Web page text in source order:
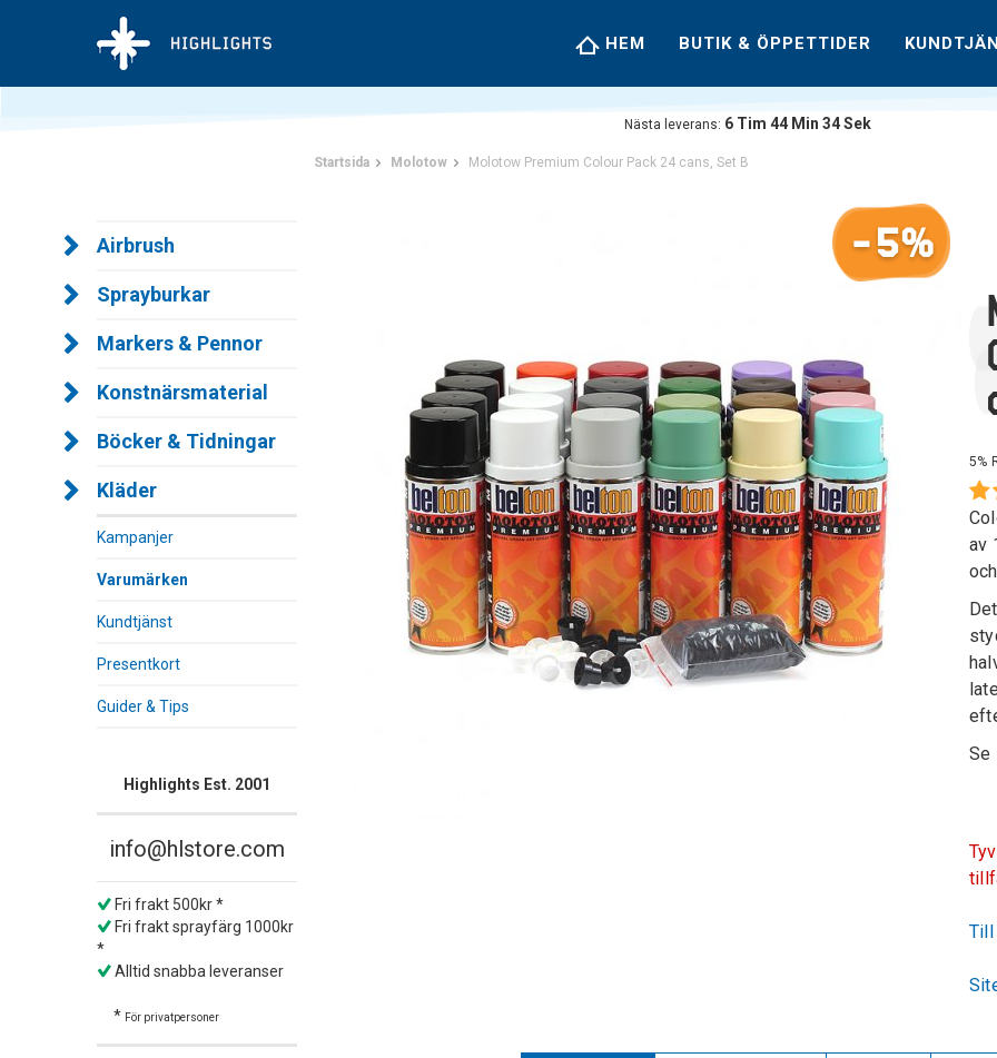
HEM BUTIK & ÖPPETTIDER
Nästa leverans: 6 Tim 44 Min 33Sek
Airbrush
Sprayburkar
Markers & Pennor
Konstnärsmaterial
Böcker & Tidningar
Kläder
Kampanjer
Varumärken
Kundtjänst
Presentkort
Guider & Tips
Highlights Est. 2001
info@hlstore.com
Fri frakt 500kr *
Fri frakt sprayfärg 1000kr
*
Alltid snabba leveranser
* För privatpersoner
Startsida Molotow Molotow Premium Colour Pack 24 cans, Set B
-5%
5%
av
Se
Till